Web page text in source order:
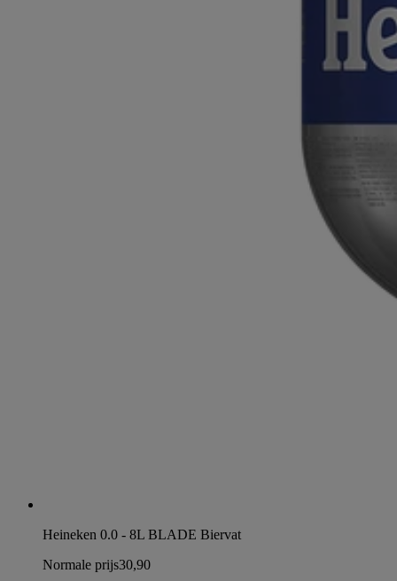
Heineken 0.0 - 8L BLADE Biervat
Normale prijs30,90